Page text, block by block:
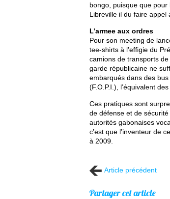
bongo, puisque que
Libreville il du faire appel
L’armee aux ordres
Pour son meeting de
tee-shirts à l’effigie du
camions de transports
garde républicaine ne
embarqués dans des bus
(F.O.P.I.), l’équivalent des
Ces pratiques sont
de défense et de
autorités gabonaises
c’est que l’inventeur de
à 2009.
Article précédent
Partager cet article